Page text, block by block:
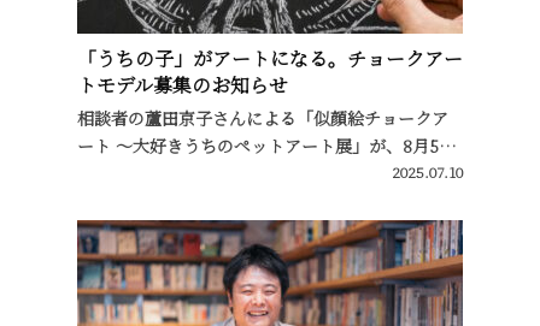
「うちの子」がアートになる。チョークアー
トモデル募集のお知らせ
相談者の蘆田京子さんによる「似顔絵チョークア
ート ～大好きうちのペットアート展」が、8月5…
2025.07.10